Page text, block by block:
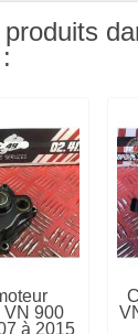
VN 900
à 2015